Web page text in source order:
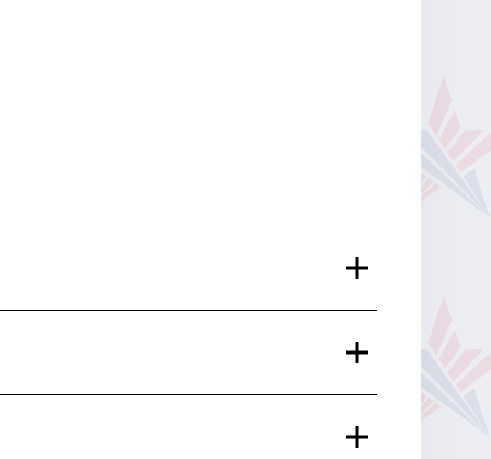
отметьте удобные места на
а вы сможете легко пройти на
на нашем сайте.
чтобы занять лучшие места